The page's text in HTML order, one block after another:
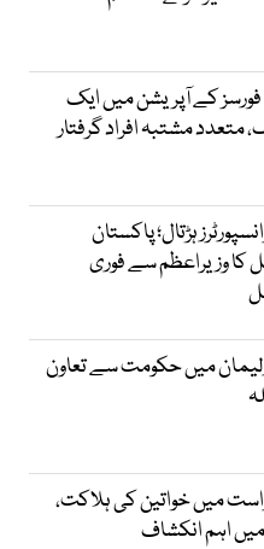
فورسز کے آپریشن میں ایک
مشتبہ افراد گرفتار
ہڑتال؛ پاکستان
کا وزیراعظم سے فوری
میں حکومت سے تعاون
میں خواتین کی ہلاکت،
میں اہم انکشاف